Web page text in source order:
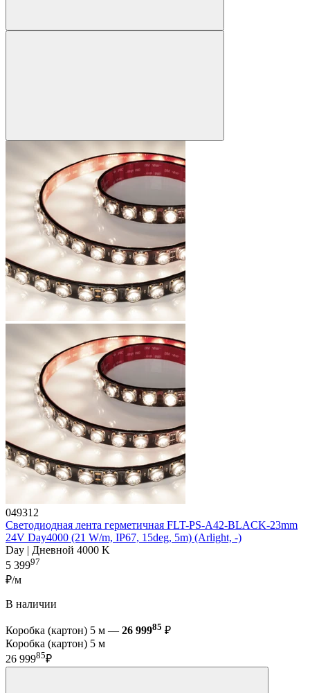
049312
Светодиодная лента герметичная FLT-PS-A42-BLACK-23mm
24V Day4000 (21 W/m, IP67, 15deg, 5m) (Arlight, -)
Day | Дневной 4000 K
5 39997
₽/м
В наличии
Коробка (картон) 5 м — 26 99985 ₽
Коробка (картон) 5 м
26 99985₽